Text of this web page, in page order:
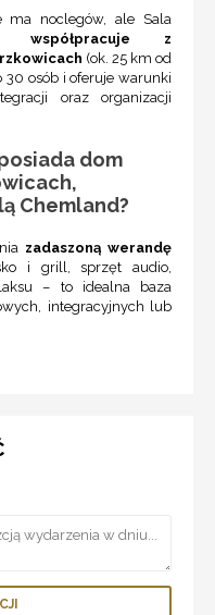
ma noclegów, ale Sala
współpracuje z
(ok. 25 km od
30 osób i oferuje warunki
oraz organizacji
dom
Chemland?
zadaszoną werandę
i grill, sprzęt audio,
– to idealna baza
integracyjnych lub